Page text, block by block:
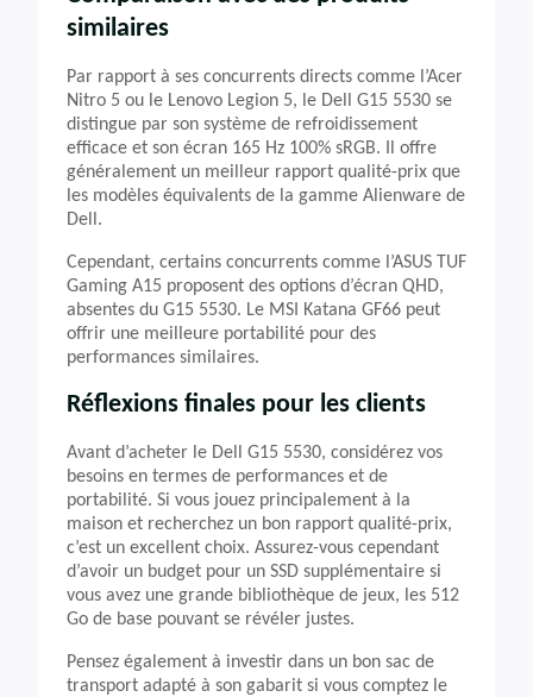
similaires
Par rapport à ses concurrents directs comme l’Acer
Nitro 5 ou le Lenovo Legion 5, le Dell G15 5530 se
distingue par son système de refroidissement
efficace et son écran 165 Hz 100% sRGB. Il offre
généralement un meilleur rapport qualité-prix que
les modèles équivalents de la gamme Alienware de
Dell.
Cependant, certains concurrents comme l’ASUS TUF
Gaming A15 proposent des options d’écran QHD,
absentes du G15 5530. Le MSI Katana GF66 peut
offrir une meilleure portabilité pour des
performances similaires.
Réflexions finales pour les clients
Avant d’acheter le Dell G15 5530, considérez vos
besoins en termes de performances et de
portabilité. Si vous jouez principalement à la
maison et recherchez un bon rapport qualité-prix,
c’est un excellent choix. Assurez-vous cependant
d’avoir un budget pour un SSD supplémentaire si
vous avez une grande bibliothèque de jeux, les 512
Go de base pouvant se révéler justes.
Pensez également à investir dans un bon sac de
transport adapté à son gabarit si vous comptez le